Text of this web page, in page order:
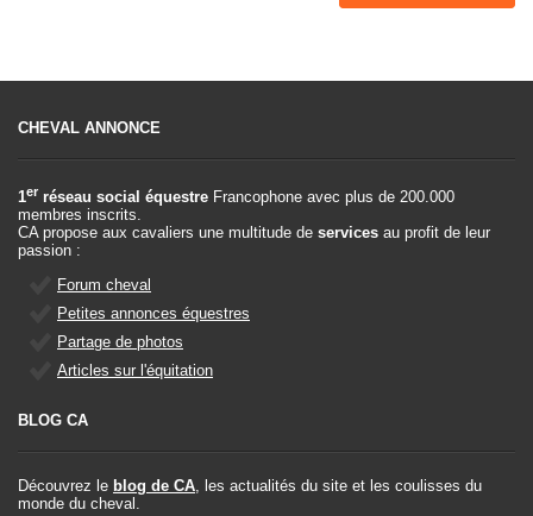
CHEVAL ANNONCE
1er réseau social équestre Francophone avec plus de 200.000
membres inscrits.
CA propose aux cavaliers une multitude de services au profit de leur
passion :
Forum cheval
Petites annonces équestres
Partage de photos
Articles sur l'équitation
BLOG CA
Découvrez le blog de CA , les actualités du site et les coulisses du
monde du cheval.